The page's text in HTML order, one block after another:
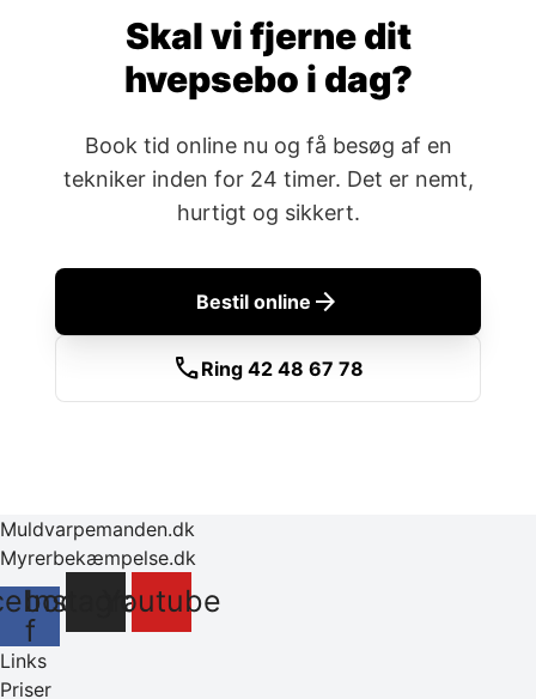
Skal vi fjerne dit
hvepsebo i dag?
Book tid online nu og få besøg af en
tekniker inden for 24 timer. Det er nemt,
hurtigt og sikkert.
Bestil online arrow_forward
callRing 42 48 67 78
Muldvarpemanden.dk
Myrerbekæmpelse.dk
f
InstagramYoutube
Links
Priser